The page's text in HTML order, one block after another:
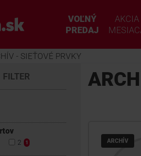
VOĽNÝ
PREDAJ
AKCIA
- SIEŤOVÉ PRVKY
FILTER
2 1 ARCHÍV